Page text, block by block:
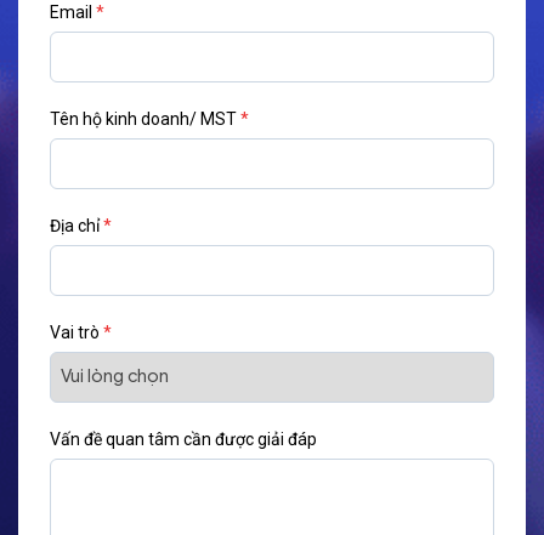
Email *
Tên hộ kinh doanh/ MST*
Địa chỉ*
Vai trò *
Vấn đề quan tâm cần được giải đáp